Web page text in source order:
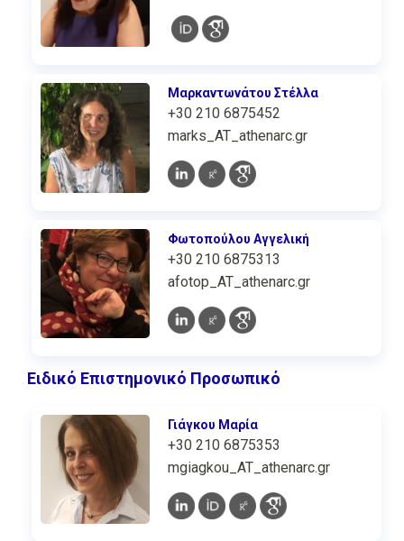
Μαρκαντωνάτου Στέλλα
+30 210 6875452
marks_AT_athenarc.gr
Φωτοπούλου Αγγελική
+30 210 6875313
afotop_AT_athenarc.gr
Ειδικό Επιστημονικό Προσωπικό
Γιάγκου Μαρία
+30 210 6875353
mgiagkou_AT_athenarc.gr